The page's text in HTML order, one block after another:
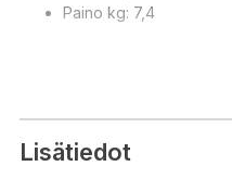
Paino kg: 7,4
Idealisk för rengöring av
inkluderar ett lock. Storlek:
Teknisk information
Lisätiedot